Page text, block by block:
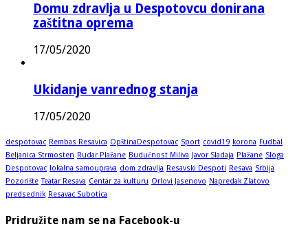
Domu zdravlja u Despotovcu donirana
zaštitna oprema
17/05/2020
Ukidanje vanrednog stanja
17/05/2020
despotovac Rembas Resavica OpštinaDespotovac Sport covid19 korona Fudbal
Beljanica Strmosten Rudar Plažane Budućnost Miliva Javor Sladaja Plažane Sloga
Despotovac lokalna samouprava dom zdravlja Resavski Despoti Resava Srbija
Pozorište Teatar Resava Centar za kulturu Orlovi Jasenovo Napredak Zlatovo
predsednik Resavac Subotica
Pridružite nam se na Facebook-u